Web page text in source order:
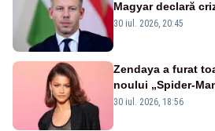
Magyar declară
oprirea centralei de
30 iul. 2026, 20:45
Zendaya a furat
noului „Spider-
pânza de păianjen
30 iul. 2026, 18:56